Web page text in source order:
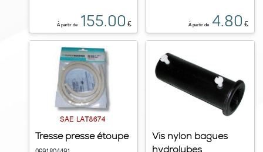
À partir de 155.00 € À partir de 4.80 €
Tresse presse étoupe
Vis nylon bagues
hydrolubes